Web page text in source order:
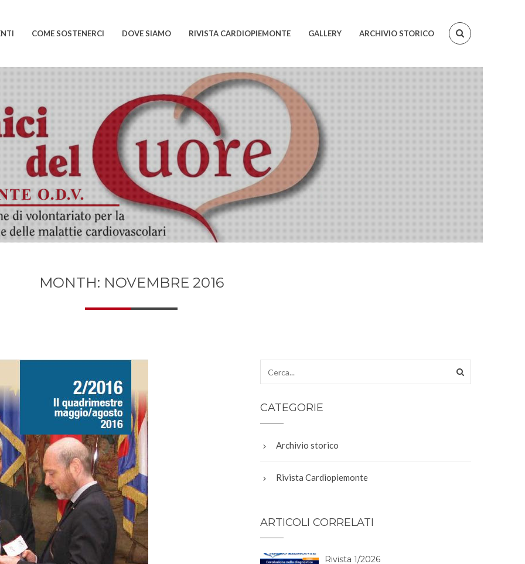
COME SOSTENERCI DOVE SIAMO RIVISTA CARDIOPIEMONTE GALLERY ARCHIVIO STORICO
MONTH: NOVEMBRE 2016
CATEGORIE
Archivio storico
Rivista Cardiopiemonte
ARTICOLI CORRELATI
Rivista 1/2026